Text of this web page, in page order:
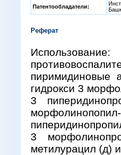
Патентообладатели:
Реферат
пиримидиновые
гидрокси 3
3
3
метилурацил (д)